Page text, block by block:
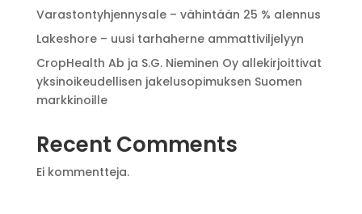
Varastontyhjennysale – vähintään 25 % alennus
Lakeshore – uusi tarhaherne ammattiviljelyyn
CropHealth Ab ja S.G. Nieminen Oy allekirjoittivat
yksinoikeudellisen jakelusopimuksen Suomen
markkinoille
Recent Comments
Ei kommentteja.